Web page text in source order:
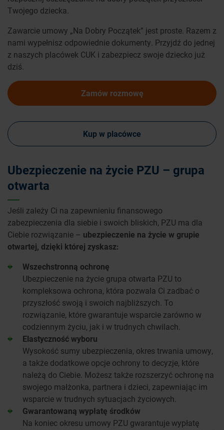
Twojego dziecka.
Zawarcie umowy „Na Dobry Początek” jest proste. Razem z
nami wypełnisz odpowiednie dokumenty. Przyjdź do jednej
z naszych placówek CUK i zabezpiecz swoje dziecko już
dziś.
Zamów rozmowę
Kup w placówce
Ubezpieczenie na życie PZU – grupa
otwarta
Jeśli zależy Ci na zapewnieniu finansowego
zabezpieczenia dla siebie i swoich bliskich, PZU ma dla
Ciebie rozwiązanie – ubezpieczenie na życie w grupie
otwartej, dzięki której zyskasz:
Wszechstronną ochronę
Ubezpieczenie na życie grupa otwarta PZU to
kompleksowa ochrona, która pozwala Ci zadbać o
przyszłość swoją i swoich najbliższych. To
rozwiązanie, które gwarantuje wsparcie zarówno w
codziennym życiu, jak i w trudnych chwilach.
Elastyczność wyboru
Wysokość sumy ubezpieczenia, okres trwania umowy,
a także dodatkowe opcje ochrony to decyzje, które
należą do Ciebie. Możesz także rozszerzyć ochronę na
swojego małżonka, partnera i dzieci, zapewniając im
wsparcie w trudnych sytuacjach życiowych.
Gwarantowaną wypłatę środków
Na koniec okresu umowy PZU gwarantuje wypłatę